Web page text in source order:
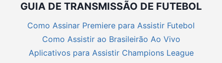
GUIA DE TRANSMISSÃO DE FUTEBOL
Como Assinar Premiere para Assistir Futebol
Como Assistir ao Brasileirão Ao Vivo
Aplicativos para Assistir Champions League